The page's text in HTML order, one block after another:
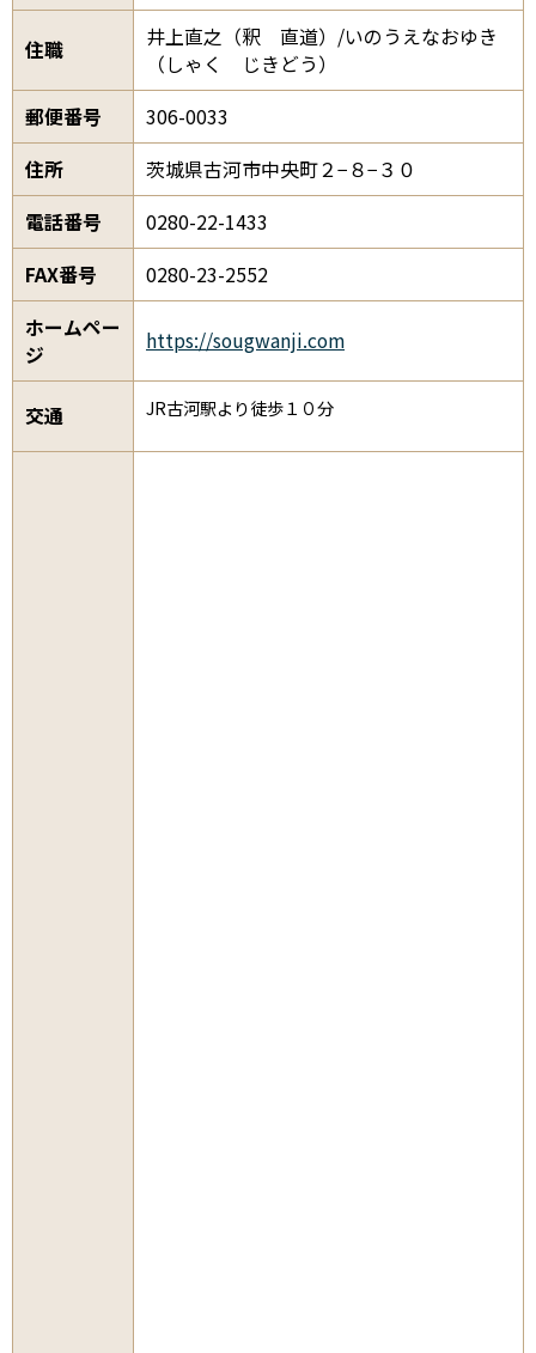
住職
井上直之（釈 直道）/いのうえなおゆき
（しゃく じきどう）
郵便番号
306-0033
住所
茨城県古河市中央町２−８−３０
電話番号
0280-22-1433
FAX番号
0280-23-2552
ホームペー
ジ
https://sougwanji.com
交通 JR古河駅より徒歩１０分